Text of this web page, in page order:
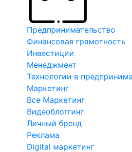
Предпринимательство
Финансовая грамотность
Инвестиции
Менеджмент
Технологии в
Маркетинг
Все Маркетинг
Видеоблоггинг
Личный бренд
Реклама
Digital маркетинг